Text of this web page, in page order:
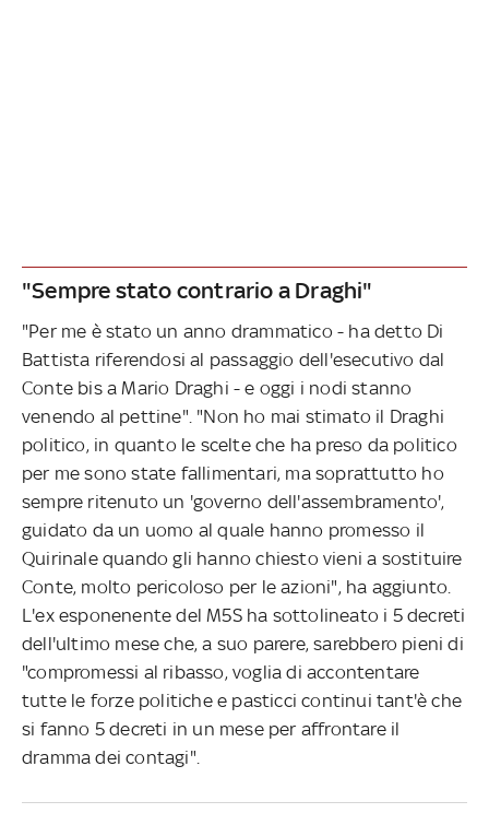
"Sempre stato contrario a Draghi"
"Per me è stato un anno drammatico - ha detto Di
Battista riferendosi al passaggio dell'esecutivo dal
Conte bis a Mario Draghi - e oggi i nodi stanno
venendo al pettine". "Non ho mai stimato il Draghi
politico, in quanto le scelte che ha preso da politico
per me sono state fallimentari, ma soprattutto ho
sempre ritenuto un 'governo dell'assembramento',
guidato da un uomo al quale hanno promesso il
Quirinale quando gli hanno chiesto vieni a sostituire
Conte, molto pericoloso per le azioni", ha aggiunto.
L'ex esponenente del M5S ha sottolineato i 5 decreti
dell'ultimo mese che, a suo parere, sarebbero pieni di
"compromessi al ribasso, voglia di accontentare
tutte le forze politiche e pasticci continui tant'è che
si fanno 5 decreti in un mese per affrontare il
dramma dei contagi".